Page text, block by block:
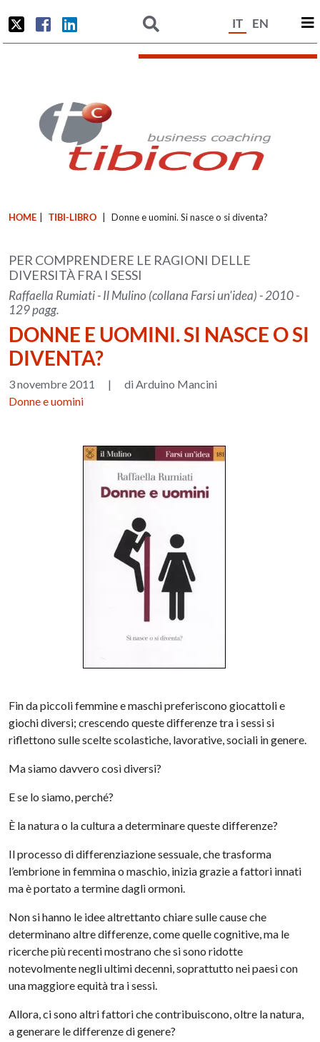
IT EN
HOME TIBI-LIBRO Donne e uomini. Si nasce o si diventa?
PER COMPRENDERE LE RAGIONI DELLE
DIVERSITÀ FRA I SESSI
Raffaella Rumiati - Il Mulino (collana Farsi un'idea) - 2010 -
129 pagg.
DONNE E UOMINI. SI NASCE O SI
DIVENTA?
3 novembre 2011 |
di Arduino Mancini
Donne e uomini
Fin da piccoli femmine e maschi preferiscono giocattoli e
giochi diversi; crescendo queste differenze tra i sessi si
riflettono sulle scelte scolastiche, lavorative, sociali in genere.
Ma siamo davvero così diversi?
E se lo siamo, perché?
È la natura o la cultura a determinare queste differenze?
Il processo di differenziazione sessuale, che trasforma
l’embrione in femmina o maschio, inizia grazie a fattori innati
ma è portato a termine dagli ormoni.
Non si hanno le idee altrettanto chiare sulle cause che
determinano altre differenze, come quelle cognitive, ma le
ricerche più recenti mostrano che si sono ridotte
notevolmente negli ultimi decenni, soprattutto nei paesi con
una maggiore equità tra i sessi.
Allora, ci sono altri fattori che contribuiscono, oltre la natura,
a generare le differenze di genere?